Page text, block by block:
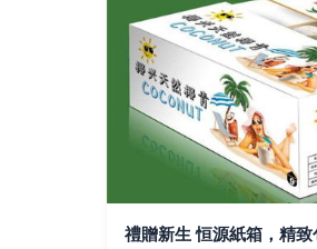
禮贈新生 恒源紙箱，精